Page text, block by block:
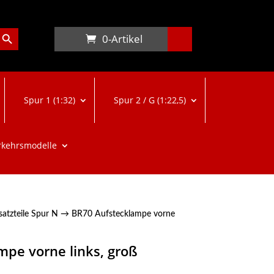
Button
0-Artikel
Spur 1 (1:32) Spur 2 / G (1:22,5)
Spur N → BR70 Aufstecklampe vorne
vorne links, groß